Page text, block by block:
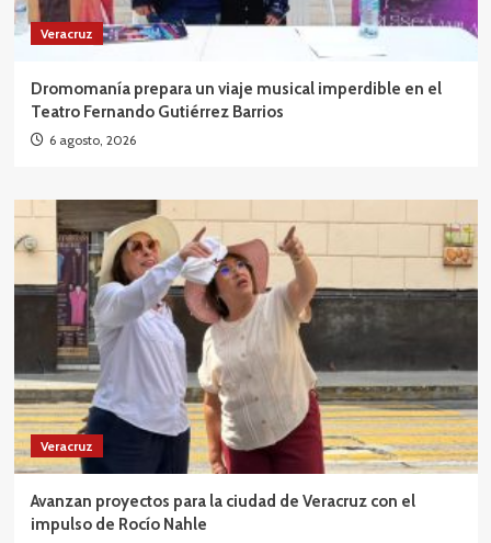
Veracruz
Dromomanía prepara un viaje musical imperdible en el
Teatro Fernando Gutiérrez Barrios
6 agosto, 2026
Veracruz
Avanzan proyectos para la ciudad de Veracruz con el
impulso de Rocío Nahle